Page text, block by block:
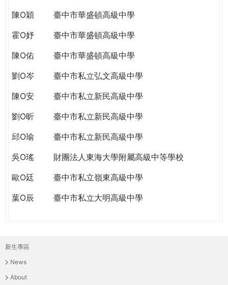
陳O穎
臺中市華盛頓高級中學
霍O妤
臺中市華盛頓高級中學
陳O佑
臺中市華盛頓高級中學
劉O岑
臺中市私立弘文高級中學
陳O安
臺中市私立新民高級中學
劉O昕
臺中市私立新民高級中學
邱O瑜
臺中市私立新民高級中學
吳O瑤
財團法人東海大學附屬高級中等學校
歐O廷
臺中市私立嶺東高級中學
葉O辰
臺中市私立大明高級中學
主
選
新生專區
News
About